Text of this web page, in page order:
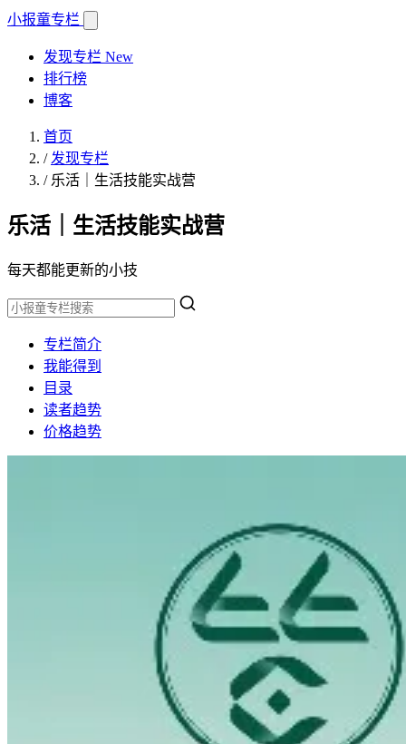
小报童专栏
发现专栏 New
排行榜
博客
首页
/ 发现专栏
/ 乐活｜生活技能实战营
乐活｜生活技能实战营
每天都能更新的小技
专栏简介
我能得到
目录
读者趋势
价格趋势